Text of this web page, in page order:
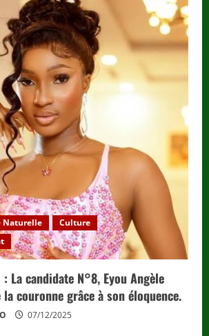
Naturelle
Culture
La candidate N°8, Eyou Angèle
couronne grâce à son éloquence.
07/12/2025